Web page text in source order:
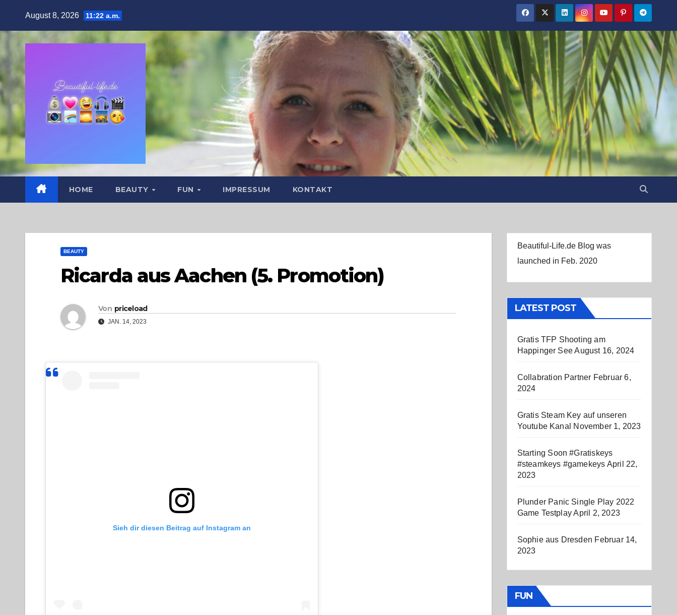
springen
August 8, 2026 11:22 a.m.
HOME BEAUTY FUN IMPRESSUM KONTAKT
BEAUTY
Ricarda aus Aachen (5. Promotion)
Von priceload
JAN. 14, 2023
Sieh dir diesen Beitrag auf Instagram an
Beautiful-Life.de Blog was
launched in Feb. 2020
LATEST POST
Gratis TFP Shooting am
Happinger SeeAugust 16, 2024
Collabration Partner Februar 6,
2024
Gratis Steam Key auf unseren
Youtube Kanal
November 1, 2023
Starting Soon #Gratiskeys
#steamkeys #gamekeys April 22,
2023
Plunder Panic Single Play 2022
Game TestplayApril 2, 2023
Sophie aus Dresden Februar 14,
2023
FUN